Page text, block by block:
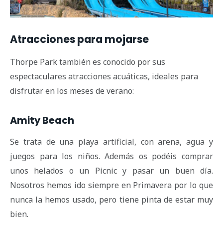
Atracciones para mojarse
Thorpe Park también es conocido por sus
espectaculares atracciones acuáticas, ideales para
disfrutar en los meses de verano:
Amity Beach
Se trata de una playa artificial, con arena, agua y
juegos para los niños. Además os podéis comprar
unos helados o un Picnic y pasar un buen día.
Nosotros hemos ido siempre en Primavera por lo que
nunca la hemos usado, pero tiene pinta de estar muy
bien.